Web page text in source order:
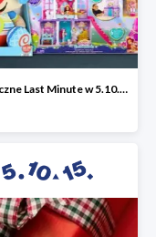
Świąteczne Last Minute w 5.10.15 - zabawki do -65%